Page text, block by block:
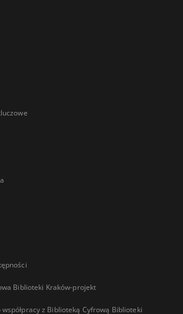
Biblioteki Kraków-projekt
z Biblioteką Cyfrową Biblioteki